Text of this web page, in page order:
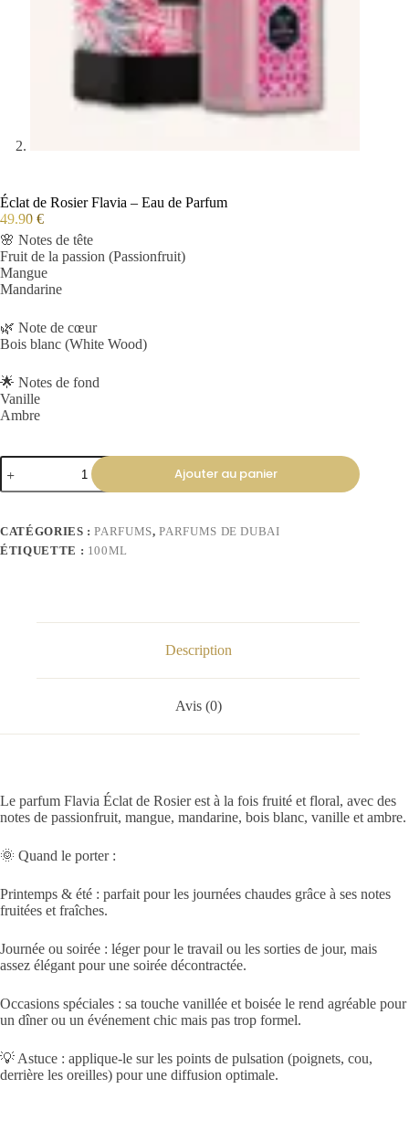
Éclat de Rosier Flavia – Eau de Parfum
49.90 €
🌸 Notes de tête
Fruit de la passion (Passionfruit)
Mangue
Mandarine
🌿 Note de cœur
Bois blanc (White Wood)
🌟 Notes de fond
Vanille
Ambre
Ajouter au panier
CATÉGORIES :PARFUMS,PARFUMS DE DUBAI
ÉTIQUETTE : 100ML
Description
Avis (0)
Le parfum Flavia Éclat de Rosier est à la fois fruité et floral, avec des
notes de passionfruit, mangue, mandarine, bois blanc, vanille et ambre.
🌞 Quand le porter :
Printemps & été : parfait pour les journées chaudes grâce à ses notes
fruitées et fraîches.
Journée ou soirée : léger pour le travail ou les sorties de jour, mais
assez élégant pour une soirée décontractée.
Occasions spéciales : sa touche vanillée et boisée le rend agréable pour
un dîner ou un événement chic mais pas trop formel.
💡 Astuce : applique-le sur les points de pulsation (poignets, cou,
derrière les oreilles) pour une diffusion optimale.